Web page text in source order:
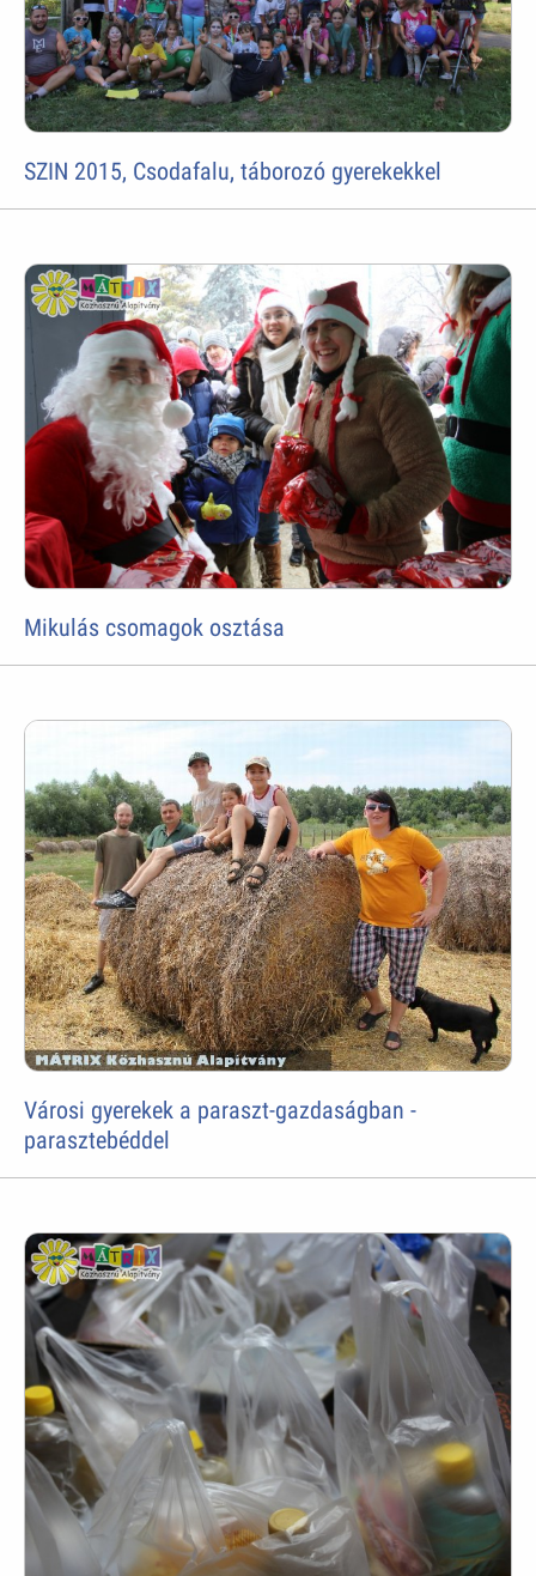
SZIN 2015, Csodafalu, táborozó gyerekekkel
Mikulás csomagok osztása
Városi gyerekek a paraszt-gazdaságban -
parasztebéddel